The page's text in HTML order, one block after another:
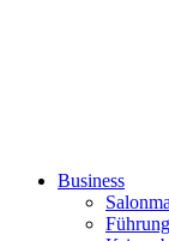
Business
Führung